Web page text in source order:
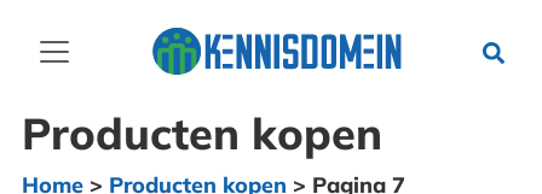
Producten kopen
Home> Producten kopen > Pagina 7